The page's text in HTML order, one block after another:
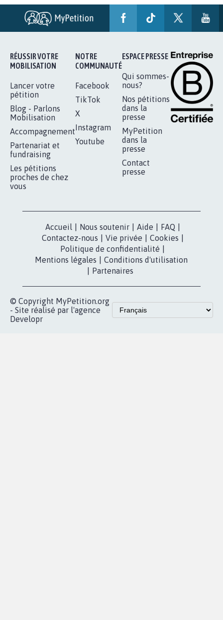
RÉUSSIR VOTRE
MOBILISATION
Lancer votre
pétition
Blog - Parlons
Mobilisation
Accompagnement
Partenariat et
fundraising
Les pétitions
proches de chez
vous
NOTRE
COMMUNAUTÉ
Facebook
TikTok
X
Instagram
Youtube
ESPACE PRESSE
Qui sommes-
nous?
Nos pétitions
dans la
presse
MyPetition
dans la
presse
Contact
presse
Accueil Nous soutenir Aide FAQ
Contactez-nous
Vie privée Cookies
Politique de confidentialité
Mentions légales
Conditions d'utilisation
Partenaires
© Copyright MyPetition.org
- Site réalisé par l'agence
Developr